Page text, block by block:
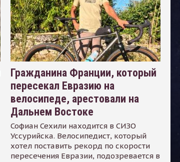
Гражданина Франции, который
пересекал Евразию на
велосипеде, арестовали на
Дальнем Востоке
Софиан Сехили находится в СИЗО
Уссурийска. Велосипедист, который
хотел поставить рекорд по скорости
пересечения Евразии, подозревается в